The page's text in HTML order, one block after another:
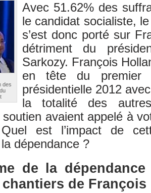
des
Avec 51.62% des
le candidat socialiste,
s’est donc porté sur
détriment du
Sarkozy. François
en tête du premier
présidentielle 2012
la totalité des
avaient appelé à
Quel est l’impact de
dépendance ?
de la
de François